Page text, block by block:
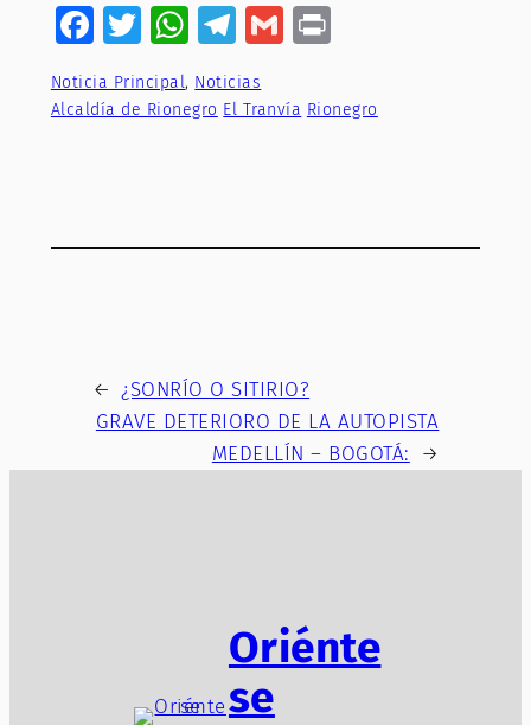
Facebook
Twitter
WhatsApp
Telegram
GmailPrint
Noticia Principal, Noticias
Alcaldía de Rionegro El Tranvía Rionegro
← ¿SONRÍO O SITIRIO?
GRAVE DETERIORO DE LA AUTOPISTA
MEDELLÍN – BOGOTÁ:
→
Oriénte
se